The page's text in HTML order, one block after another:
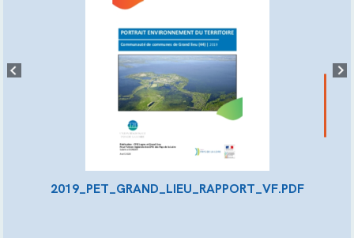
2019_PET_GRAND_LIEU_RAPPORT_VF.PDF